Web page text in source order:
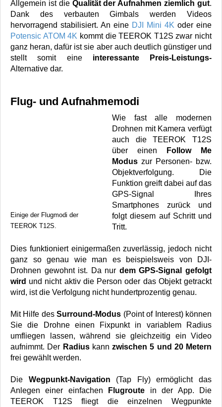
Allgemein ist die Qualität der Aufnahmen ziemlich gut.
Dank des verbauten Gimbals werden Videos
hervorragend stabilisiert. An eine DJI Mini 4K oder eine
Potensic ATOM 4K kommt die TEEROK T12S zwar nicht
ganz heran, dafür ist sie aber auch deutlich günstiger und
stellt somit eine interessante Preis-Leistungs-
Alternative dar.
Flug- und Aufnahmemodi
Einige der Flugmodi der
TEEROK T12S.
Wie fast alle modernen
Drohnen mit Kamera verfügt
auch die TEEROK T12S
über einen
Follow Me
Modus zur Personen- bzw.
Objektverfolgung. Die
Funktion greift dabei auf das
GPS-Signal Ihres
Smartphones zurück und
folgt diesem auf Schritt und
Tritt.
Dies funktioniert einigermaßen zuverlässig, jedoch nicht
ganz so genau wie man es beispielsweis von DJI-
Drohnen gewohnt ist. Da nur dem GPS-Signal gefolgt
wird und nicht aktiv die Person oder das Objekt getrackt
wird, ist die Verfolgung nicht hundertprozentig genau.
Mit Hilfe desSurround-Modus (Point of Interest) können
Sie die Drohne einen Fixpunkt in variablem Radius
umfliegen lassen, während sie gleichzeitig ein Video
aufnimmt. Der Radiuskann zwischen 5 und 20 Metern
frei gewählt werden.
Die Wegpunkt-Navigation (Tap Fly) ermöglicht das
Anlegen einer einfachen
Flugroute in der App. Die
TEEROK T12S fliegt die einzelnen Wegpunkte